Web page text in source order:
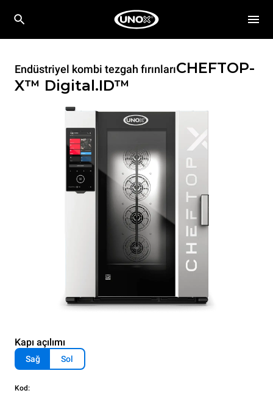
Endüstriyel kombi tezgah fırınlarıCHEFTOP-
X™ Digital.ID™
Kapı açılımı
Sağ Sol
Kod: